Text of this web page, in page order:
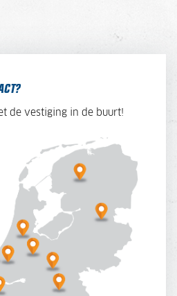
de vestiging in de buurt!